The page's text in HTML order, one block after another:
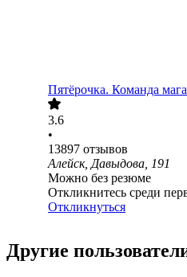
Пятёрочка. Команда
3.6
•
13897 отзывов
Алейск, Давыдова, 191
Можно без резюме
Откликнитесь среди
Откликнуться
Другие